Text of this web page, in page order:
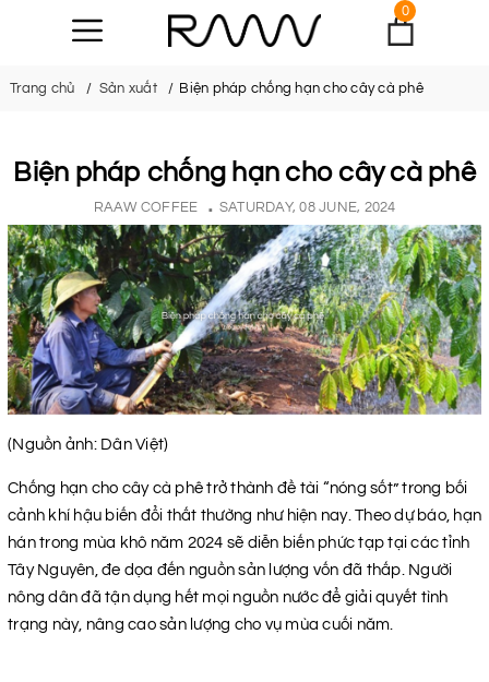
0
Trang chủ Sản xuất Biện pháp chống hạn cho cây cà phê
Biện pháp chống hạn cho cây cà phê
RAAW COFFEE SATURDAY, 08 JUNE, 2024
(Nguồn ảnh: Dân Việt)
Chống hạn cho cây cà phê trở thành đề tài “nóng sốt” trong bối
cảnh khí hậu biến đổi thất thường như hiện nay. Theo dự báo, hạn
hán trong mùa khô năm 2024 sẽ diễn biến phức tạp tại các tỉnh
Tây Nguyên, đe dọa đến nguồn sản lượng vốn đã thấp. Người
nông dân đã tận dụng hết mọi nguồn nước để giải quyết tình
trạng này, nâng cao sản lượng cho vụ mùa cuối năm.